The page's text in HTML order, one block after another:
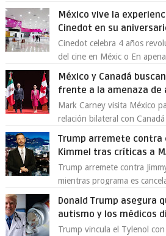
México vive la
Cinedot en su
Cinedot celebra 4 años
del cine en Méxic o En
México y Canadá
frente a la amenaza de
Mark Carney visita México
relación bilateral con
Trump arremete contra
Kimmel tras críticas a
Trump arremete contra
mientras programa es
Donald Trump asegura
autismo y los médicos
Trump vincula el Tylenol